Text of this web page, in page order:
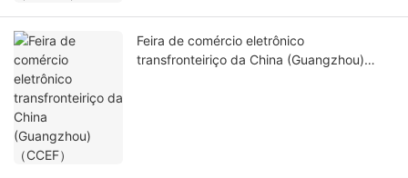
Feira de comércio eletrônico
transfronteiriço da China (Guangzhou)